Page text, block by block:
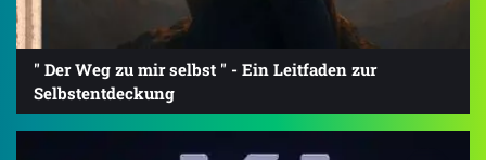
" Der Weg zu mir selbst " - Ein Leitfaden zur
Selbstentdeckung